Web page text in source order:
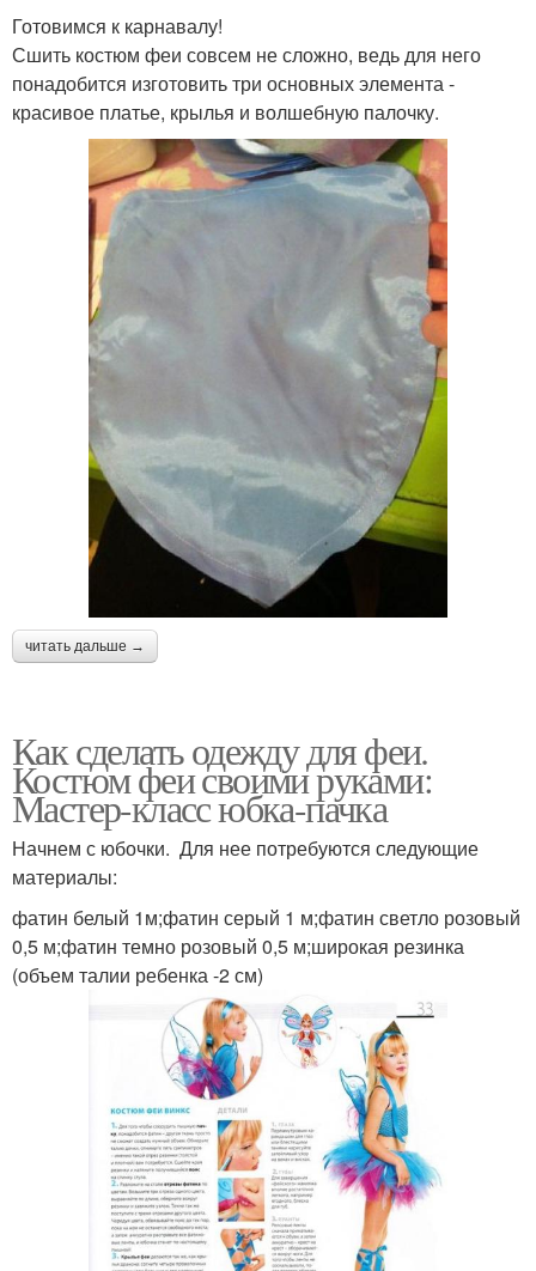
Готовимся к карнавалу!
Сшить костюм феи совсем не сложно, ведь для него
понадобится изготовить три основных элемента -
красивое платье, крылья и волшебную палочку.
читать дальше →
Как сделать одежду для феи.
Костюм феи своими руками:
Мастер-класс юбка-пачка
Начнем с юбочки. Для нее потребуются следующие
материалы:
фатин белый 1м;фатин серый 1 м;фатин светло розовый
0,5 м;фатин темно розовый 0,5 м;широкая резинка
(объем талии ребенка -2 см)